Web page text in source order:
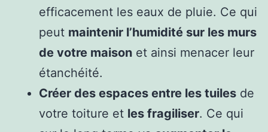
efficacement les eaux de pluie. Ce qui
peut maintenir l’humidité sur les murs
de votre maison et ainsi menacer leur
étanchéité.
Créer des espaces entre les tuiles de
votre toiture et les fragiliser. Ce qui